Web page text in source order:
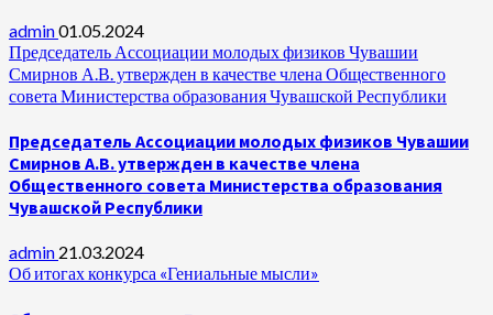
admin01.05.2024
Председатель Ассоциации молодых физиков Чувашии
Смирнов А.В. утвержден в качестве члена Общественного
совета Министерства образования Чувашской Республики
Председатель Ассоциации молодых физиков Чувашии
Смирнов А.В. утвержден в качестве члена
Общественного совета Министерства образования
Чувашской Республики
admin 21.03.2024
Об итогах конкурса «Гениальные мысли»